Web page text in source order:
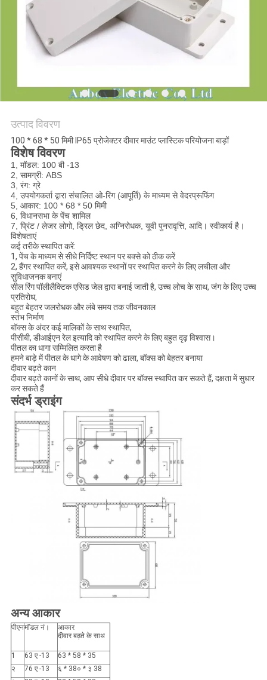
उत्पाद विवरण
100 * 68 * 50 मिमी IP65 प्रोजेक्टर दीवार माउंट प्लास्टिक परियोजना बाड़ों
विशेष विवरण
1, मॉडल: 100 बी -13
2, सामग्री: ABS
3, रंग: ग्रे
4, उपयोगकर्ता द्वारा संचालित ओ-रिंग (आपूर्ति) के माध्यम से वेदरप्रूफिंग
5, आकार: 100 * 68 * 50 मिमी
6, विधानसभा के पेंच शामिल
7, प्रिंट / लेजरलोगो, ड्रिल छेद, अग्निरोधक, यूवी पुनरावृत्ति, आदि। स्वीकार्य है।
विशेषताएं
कई तरीके स्थापित करें:
1, पेंच के माध्यम से सीधे निर्दिष्ट स्थान पर बक्से को ठीक करें
2, हैंगर स्थापित करें, इसे आवश्यक स्थानों पर स्थापित करने के लिए लचीला और
सुविधाजनक बनाएं
सील रिंग पॉलीलैक्टिक एसिड जेल द्वारा बनाई जाती है, उच्च लोच के साथ, जंग के लिए उच्च
प्रतिरोध,
बहुत बेहतर जलरोधक और लंबे समय तक जीवनकाल
स्तंभ निर्माण
बॉक्स के अंदर कई मालिकों के साथ स्थापित,
पीसीबी, डीआईएन रेल इत्यादि को स्थापित करने के लिए बहुत दृढ़ विश्वास।
पीतल का धागा सम्मिलित करता है
हमने बाड़े में पीतल के धागे के आवेषण को ढाला, बॉक्स को बेहतर बनाया
दीवार बढ़ते कान
दीवार बढ़ते कानों के साथ, आप सीधे दीवार पर बॉक्स स्थापित कर सकते हैं, दक्षता में सुधार
कर सकते हैं
संदर्भ ड्राइंग
अन्य आकार
पीएनमॉडल नं।
आकार
दीवार बढ़ते के साथ
1 63 ए -13
63 * 58 * 35
२
76 ए -13
६ * 38० * ३ 38